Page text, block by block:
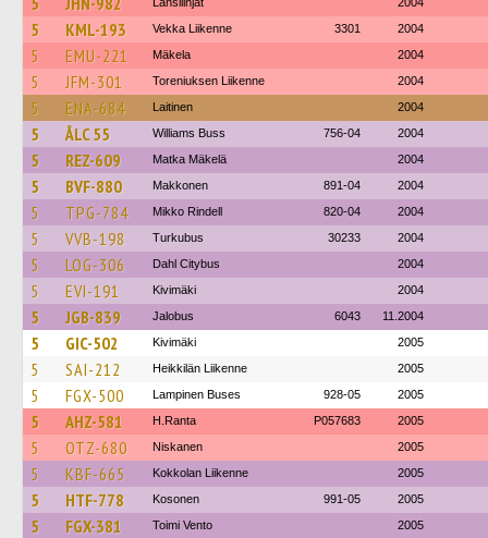
5 KML-193 Vekka Liikenne 3301 2004
5 EMU-221 Mäkela 2004
5 JFM-301 Toreniuksen Liikenne 2004
5 ENA-684 Laitinen 2004
5 ÅLC 55 Williams Buss 756-04 2004
5 REZ-609 Matka Mäkelä 2004
5 BVF-880 Makkonen 891-04 2004
5 TPG-784 Mikko Rindell 820-04 2004
5 VVB-198 Turkubus 30233 2004
5 LOG-306 Dahl Citybus 2004
5 EVI-191 Kivimäki 2004
5 JGB-839 Jalobus 6043 11.2004
5 GIC-502 Kivimäki 2005
5 SAI-212 Heikkilän Liikenne 2005
5 FGX-500 Lampinen Buses 928-05 2005
5 AHZ-581 H.Ranta P057683 2005
5 OTZ-680 Niskanen 2005
5 KBF-665 Kokkolan Liikenne 2005
5 HTF-778 Kosonen 991-05 2005
5 FGX-381 Toimi Vento 2005